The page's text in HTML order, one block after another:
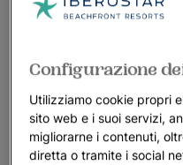
Configurazione
Utilizziamo cookie propri
sito web e i suoi servizi,
migliorarne i contenuti,
diretta o tramite i social